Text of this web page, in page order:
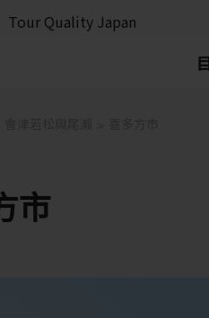
Tour Quality Japan
市